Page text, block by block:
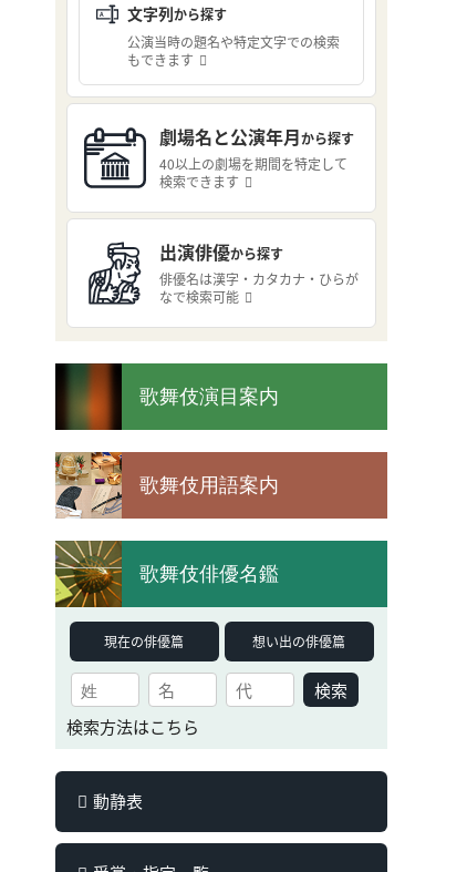
文字列から探す
公演当時の題名や特定文字での検索
もできます
劇場名と公演年月から探す
40以上の劇場を期間を特定して
検索できます
出演俳優から探す
俳優名は漢字・カタカナ・ひらが
なで検索可能
歌舞伎演目案内
歌舞伎用語案内
歌舞伎俳優名鑑
現在の俳優篇 想い出の俳優篇
検索
検索方法はこちら
動静表